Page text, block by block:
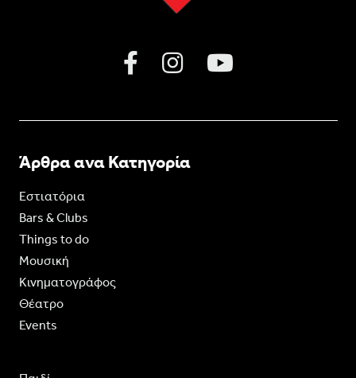
Άρθρα ανα Κατηγορία
Εστιατόρια
Bars & Clubs
Things to do
Moυσική
Κινηματογράφος
Θέατρο
Events